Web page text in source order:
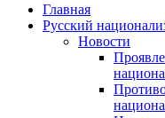
Главная
Русский
Новости